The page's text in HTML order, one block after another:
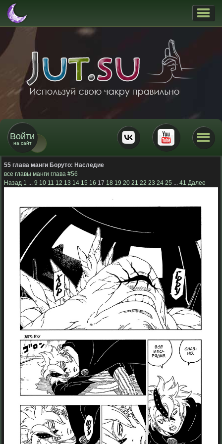
Войти
на сайт
55 глава манги Боруто: Наследие
все главы манги глава #56
Назад 1 ... 9 10 11 12 13 14 15 16 17 18 19 20 21 22 23 24 25 ... 41 Далее